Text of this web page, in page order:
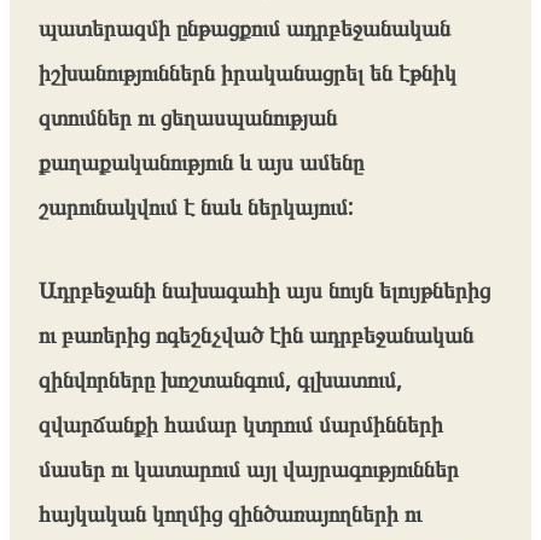
պատերազմի ընթացքում ադրբեջանական
իշխանություններն իրականացրել են էթնիկ
զտումներ ու ցեղասպանության
քաղաքականություն և այս ամենը
շարունակվում է նաև ներկայում:
Ադրբեջանի նախագահի այս նույն ելույթներից
ու բառերից ոգեշնչված էին ադրբեջանական
զինվորները խոշտանգում, գլխատում,
զվարճանքի համար կտրում մարմինների
մասեր ու կատարում այլ վայրագություններ
հայկական կողմից զինծառայողների ու